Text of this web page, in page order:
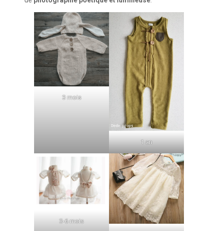
3 mois
1 an
3-6 mois